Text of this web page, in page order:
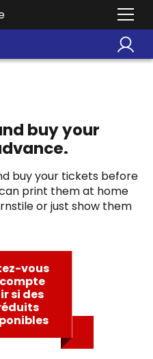
buy your
buy your tickets before
print them at home
or just show them
vous
si des